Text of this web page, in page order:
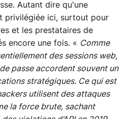
Autant dire qu'une
privilégiée ici, surtout pour
et les prestataires de
encore une fois. « Comme
des sessions web,
passe accordent souvent un
stratégiques. Ce qui est
utilisent des attaques
la force brute, sachant